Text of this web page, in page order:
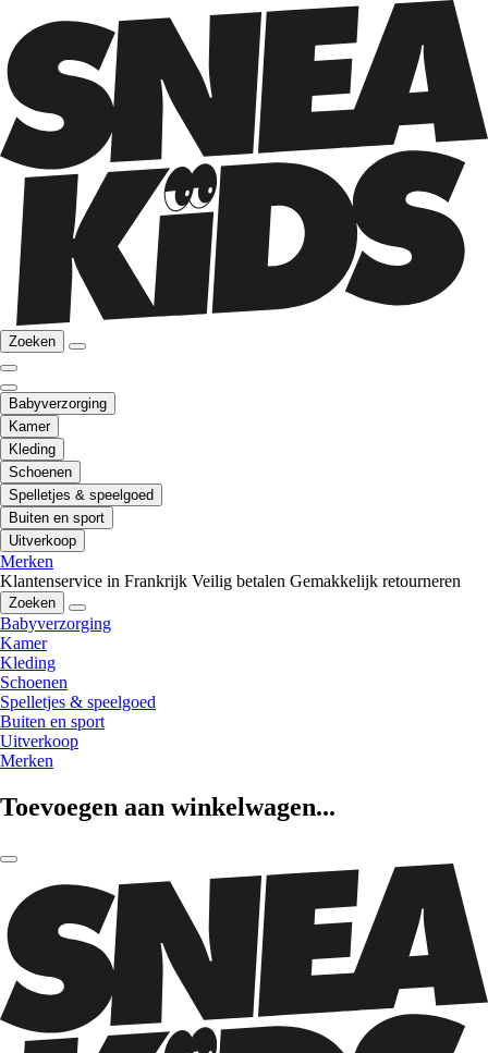
Zoeken
Babyverzorging
Kamer
Kleding
Schoenen
Spelletjes & speelgoed
Buiten en sport
Uitverkoop
Merken
Klantenservice in Frankrijk Veilig betalen Gemakkelijk retourneren
Zoeken
Babyverzorging
Kamer
Kleding
Schoenen
Spelletjes & speelgoed
Buiten en sport
Uitverkoop
Merken
Toevoegen aan winkelwagen...